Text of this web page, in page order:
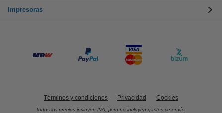
Impresoras
Términos y condiciones Privacidad Cookies
Todos los precios incluyen IVA, pero no incluyen gastos de envío.